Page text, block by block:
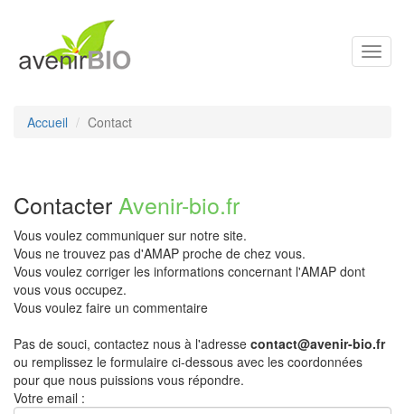
Accueil Contact
Contacter Avenir-bio.fr
Vous voulez communiquer sur notre site.
Vous ne trouvez pas d'AMAP proche de chez vous.
Vous voulez corriger les informations concernant l'AMAP dont
vous vous occupez.
Vous voulez faire un commentaire
Pas de souci, contactez nous à l'adresse contact@avenir-bio.fr
ou remplissez le formulaire ci-dessous avec les coordonnées
pour que nous puissions vous répondre.
Votre email :